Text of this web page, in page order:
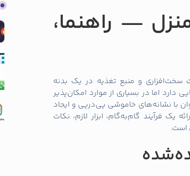
— راهنما،
سخت‌افزاری و منبع تغذیه در یک بدنه
دارد اما در بسیاری از موارد امکان‌پذیر
با نشانه‌های خاموشی پی‌درپی و ایجاد
فرآیند گام‌به‌گام، ابزار لازم، نکات
است.